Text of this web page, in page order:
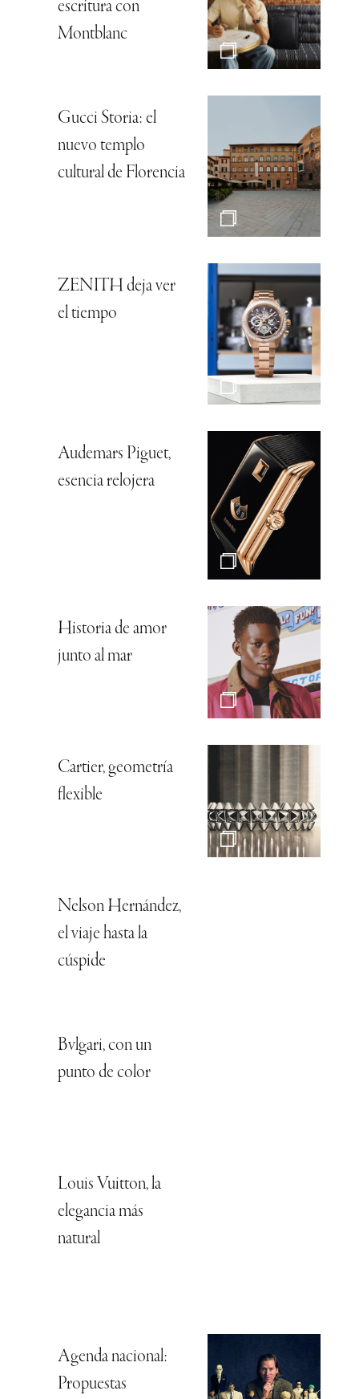
escritura con
Montblanc
Gucci Storia: el
nuevo templo
cultural de Florencia
ZENITH deja ver
el tiempo
Audemars Piguet,
esencia relojera
Historia de amor
junto al mar
Cartier, geometría
flexible
Nelson Hernández,
el viaje hasta la
cúspide
Bvlgari, con un
punto de color
Louis Vuitton, la
elegancia más
natural
Agenda nacional:
Propuestas